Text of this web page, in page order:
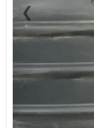
❮
Previous